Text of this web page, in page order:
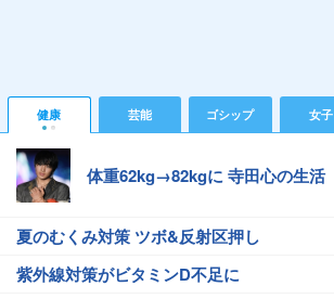
健康 芸能 ゴシップ 女子
体重62kg→82kgに 寺田心の生活
夏のむくみ対策 ツボ&反射区押し
紫外線対策がビタミンD不足に